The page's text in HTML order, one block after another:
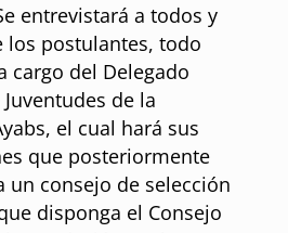
entrevistará a todos y
los postulantes, todo
cargo del Delegado
de la
el cual hará sus
que posteriormente
un consejo de selección
disponga el Consejo